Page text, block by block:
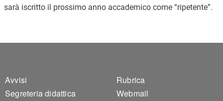
sarà iscritto il prossimo anno accademico come “ripetente”.
Footer 1
Avvisi
Segreteria didattica
Footer 2
Rubrica
Webmail